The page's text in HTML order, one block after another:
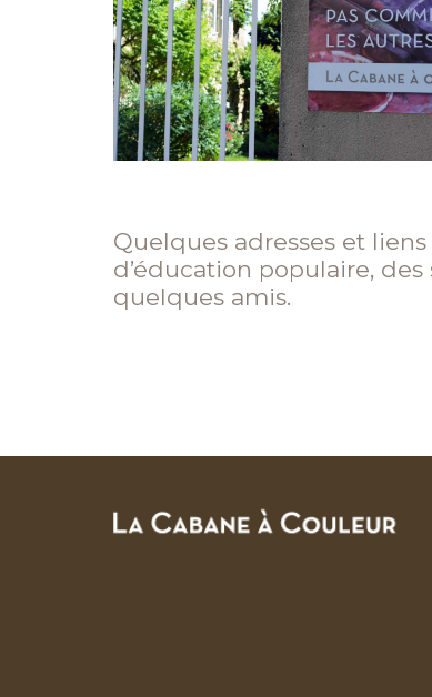
Quelques adresses et
d’éducation populaire,
quelques amis.